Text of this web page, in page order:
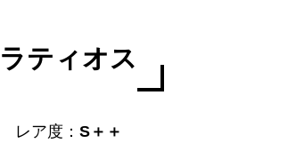
ラティオス
レア度： S＋＋